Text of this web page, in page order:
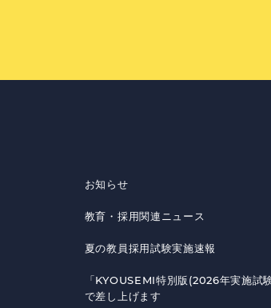
お知らせ
教育・採用関連ニュース
夏の教員採用試験実施速報
「KYOUSEMI特別版(2026年実施試
で差し上げます